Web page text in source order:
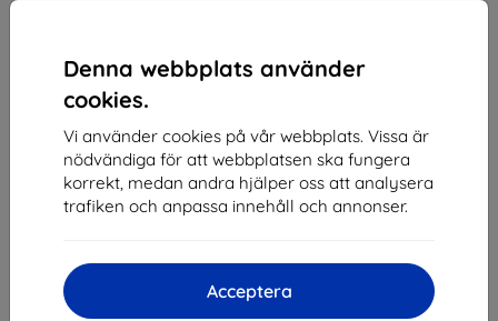
Denna webbplats använder
cookies.
Vi använder cookies på vår webbplats. Vissa är
nödvändiga för att webbplatsen ska fungera
korrekt, medan andra hjälper oss att analysera
trafiken och anpassa innehåll och annonser.
Acceptera
av totalt .